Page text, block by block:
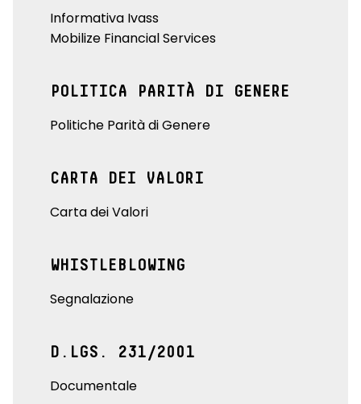
Informativa Ivass
Mobilize Financial Services
POLITICA PARITÀ DI GENERE
Politiche Parità di Genere
CARTA DEI VALORI
Carta dei Valori
WHISTLEBLOWING
Segnalazione
D.LGS. 231/2001
Documentale